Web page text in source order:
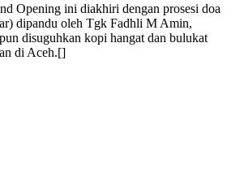
Opening ini diakhiri dengan prosesi doa
dipandu oleh Tgk Fadhli M Amin,
disuguhkan kopi hangat dan bulukat
di Aceh.[]